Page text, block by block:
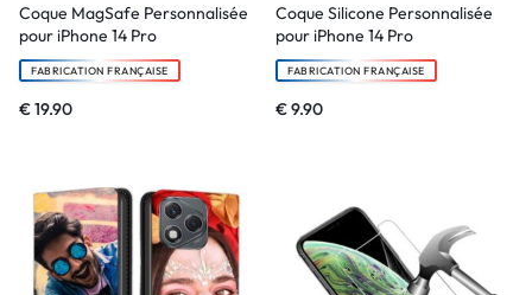
Coque MagSafe Personnalisée
pour iPhone 14 Pro
FABRICATION FRANÇAISE
€19.90
Coque Silicone Personnalisée
pour iPhone 14 Pro
FABRICATION FRANÇAISE
€9.90